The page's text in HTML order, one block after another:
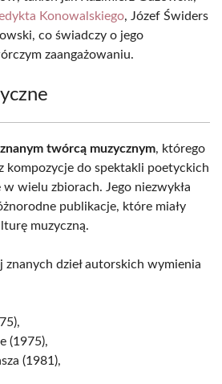
Konowalskiego, Józef Świders
co świadczy o jego
zaangażowaniu.
twórcą muzycznym, którego
kompozycje do spektakli poetyckich
w wielu zbiorach. Jego niezwykła
publikacje, które miały
muzyczną.
znanych dzieł autorskich wymienia
(1975),
(1981),